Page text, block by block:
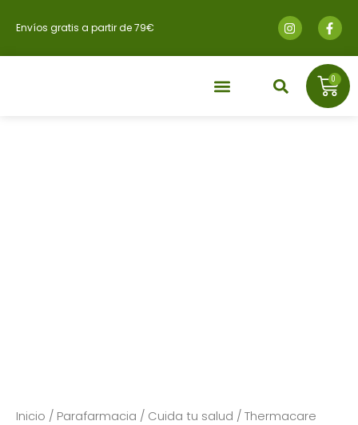
Envíos gratis a partir de 79€
0
Inicio / Parafarmacia / Cuida tu salud / Thermacare